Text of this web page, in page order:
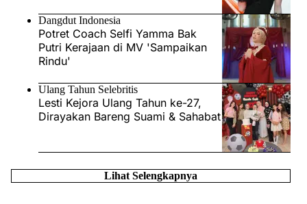
Dangdut Indonesia
Potret Coach Selfi Yamma Bak
Putri Kerajaan di MV 'Sampaikan
Rindu'
Ulang Tahun Selebritis
Lesti Kejora Ulang Tahun ke-27,
Dirayakan Bareng Suami & Sahabat
Lihat Selengkapnya